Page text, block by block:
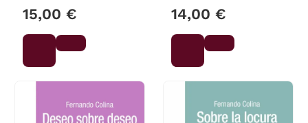
15,00 € 14,00 €